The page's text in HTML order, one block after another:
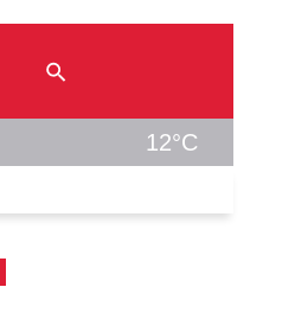
12°C